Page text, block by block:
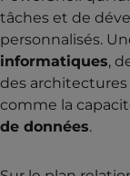
tâches et de
personnalisés.
informatiques,
des architectures
comme la
de données.